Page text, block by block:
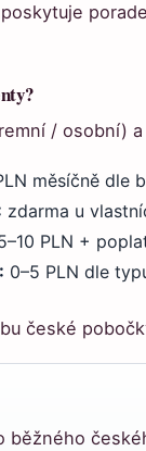
/ osobní) a
měsíčně dle
zdarma u
PLN +
0–5 PLN dle
české
běžného